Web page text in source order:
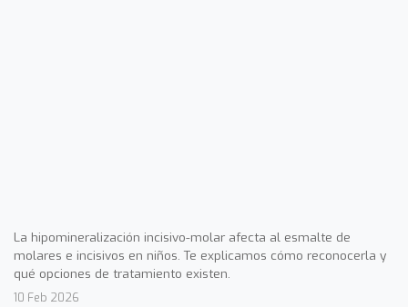
La hipomineralización incisivo-molar afecta al esmalte de
molares e incisivos en niños. Te explicamos cómo reconocerla y
qué opciones de tratamiento existen.
10 Feb 2026